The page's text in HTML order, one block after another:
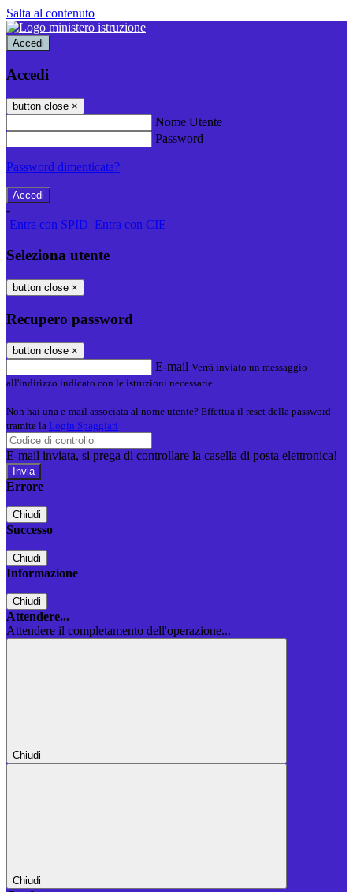
Salta al contenuto
Accedi
Accedi
button close ×
Nome Utente
Password
Password dimenticata?
-
Entra con SPID Entra con CIE
Seleziona utente
button close ×
Recupero password
button close ×
E-mail Verrà inviato un messaggio
all'indirizzo indicato con le istruzioni necessarie.
Non hai una e-mail associata al nome utente? Effettua il reset della password
tramite la Login Spaggiari
E-mail inviata, si prega di controllare la casella di posta elettronica!
Errore
Chiudi
Successo
Chiudi
Informazione
Chiudi
Attendere...
Attendere il completamento dell'operazione...
Chiudi
Chiudi